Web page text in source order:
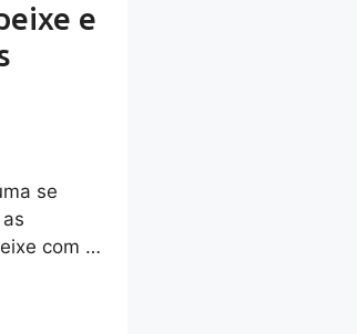
e
se
com …